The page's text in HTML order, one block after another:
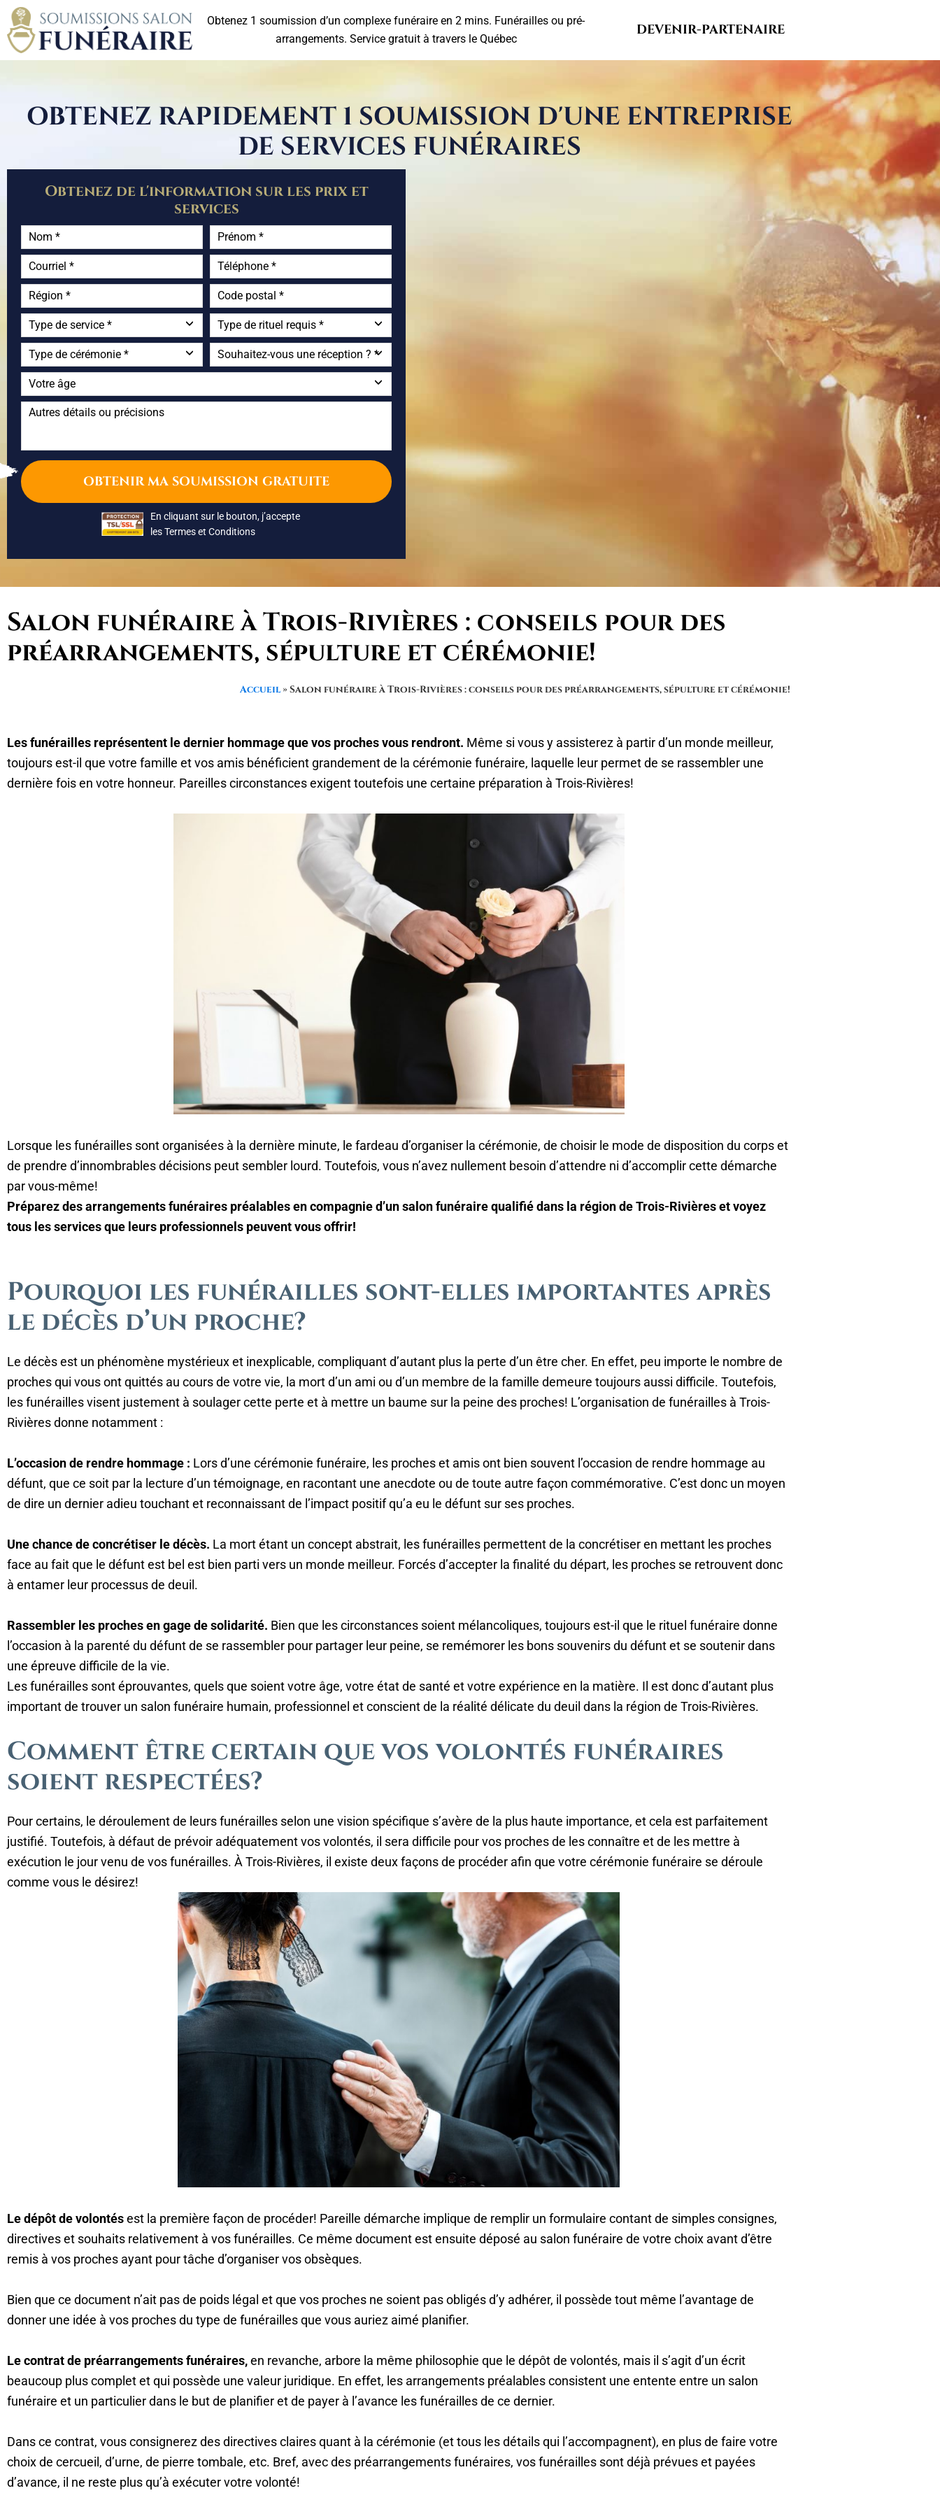
Obtenez 1 soumission d’un complexe funéraire en 2 mins. Funérailles ou pré-
arrangements. Service gratuit à travers le Québec
DEVENIR-PARTENAIRE
OBTENEZ RAPIDEMENT 1 SOUMISSION D'UNE ENTREPRISE
DE SERVICES FUNÉRAIRES
Obtenez de l'information sur les prix et
services
En cliquant sur le bouton, j’accepte
lesTermes et Conditions
Salon funéraire à Trois-Rivières : conseils pour des
préarrangements, sépulture et cérémonie!
Accueil» Salon funéraire à Trois-Rivières : conseils pour des préarrangements, sépulture et cérémonie!
Les funérailles représentent le dernier hommage que vos proches vous rendront. Même si vous y assisterez à partir d’un monde meilleur,
toujours est-il que votre famille et vos amis bénéficient grandement de la cérémonie funéraire, laquelle leur permet de se rassembler une
dernière fois en votre honneur. Pareilles circonstances exigent toutefois une certaine préparation à Trois-Rivières!
Lorsque les funérailles sont organisées à la dernière minute, le fardeau d’organiser la cérémonie, de choisir le mode de disposition du corps et
de prendre d’innombrables décisions peut sembler lourd. Toutefois, vous n’avez nullement besoin d’attendre ni d’accomplir cette démarche
par vous-même!
Préparez des arrangements funéraires préalables en compagnie d’un salon funéraire qualifié dans la région de Trois-Rivières et voyez
tous les services que leurs professionnels peuvent vous offrir!
Pourquoi les funérailles sont-elles importantes après
le décès d’un proche?
Le décès est un phénomène mystérieux et inexplicable, compliquant d’autant plus la perte d’un être cher. En effet, peu importe le nombre de
proches qui vous ont quittés au cours de votre vie, la mort d’un ami ou d’un membre de la famille demeure toujours aussi difficile. Toutefois,
les funérailles visent justement à soulager cette perte et à mettre un baume sur la peine des proches! L’organisation de funérailles à Trois-
Rivières donne notamment :
L’occasion de rendre hommage : Lors d’une cérémonie funéraire, les proches et amis ont bien souvent l’occasion de rendre hommage au
défunt, que ce soit par la lecture d’un témoignage, en racontant une anecdote ou de toute autre façon commémorative. C’est donc un moyen
de dire un dernier adieu touchant et reconnaissant de l’impact positif qu’a eu le défunt sur ses proches.
Une chance de concrétiser le décès. La mort étant un concept abstrait, les funérailles permettent de la concrétiser en mettant les proches
face au fait que le défunt est bel est bien parti vers un monde meilleur. Forcés d’accepter la finalité du départ, les proches se retrouvent donc
à entamer leur processus de deuil.
Rassembler les proches en gage de solidarité. Bien que les circonstances soient mélancoliques, toujours est-il que le rituel funéraire donne
l’occasion à la parenté du défunt de se rassembler pour partager leur peine, se remémorer les bons souvenirs du défunt et se soutenir dans
une épreuve difficile de la vie.
Les funérailles sont éprouvantes, quels que soient votre âge, votre état de santé et votre expérience en la matière. Il est donc d’autant plus
important de trouver un salon funéraire humain, professionnel et conscient de la réalité délicate du deuil dans la région de Trois-Rivières.
Comment être certain que vos volontés funéraires
soient respectées?
Pour certains, le déroulement de leurs funérailles selon une vision spécifique s’avère de la plus haute importance, et cela est parfaitement
justifié. Toutefois, à défaut de prévoir adéquatement vos volontés, il sera difficile pour vos proches de les connaître et de les mettre à
exécution le jour venu de vos funérailles. À Trois-Rivières, il existe deux façons de procéder afin que votre cérémonie funéraire se déroule
comme vous le désirez!
Le dépôt de volontésest la première façon de procéder! Pareille démarche implique de remplir un formulaire contant de simples consignes,
directives et souhaits relativement à vos funérailles. Ce même document est ensuite déposé au salon funéraire de votre choix avant d’être
remis à vos proches ayant pour tâche d’organiser vos obsèques.
Bien que ce document n’ait pas de poids légal et que vos proches ne soient pas obligés d’y adhérer, il possède tout même l’avantage de
donner une idée à vos proches du type de funérailles que vous auriez aimé planifier.
Le contrat de préarrangements funéraires,en revanche, arbore la même philosophie que le dépôt de volontés, mais il s’agit d’un écrit
beaucoup plus complet et qui possède une valeur juridique. En effet, les arrangements préalables consistent une entente entre un salon
funéraire et un particulier dans le but de planifier et de payer à l’avance les funérailles de ce dernier.
Dans ce contrat, vous consignerez des directives claires quant à la cérémonie (et tous les détails qui l’accompagnent), en plus de faire votre
choix de cercueil, d’urne, de pierre tombale, etc. Bref, avec des préarrangements funéraires, vos funérailles sont déjà prévues et payées
d’avance, il ne reste plus qu’à exécuter votre volonté!